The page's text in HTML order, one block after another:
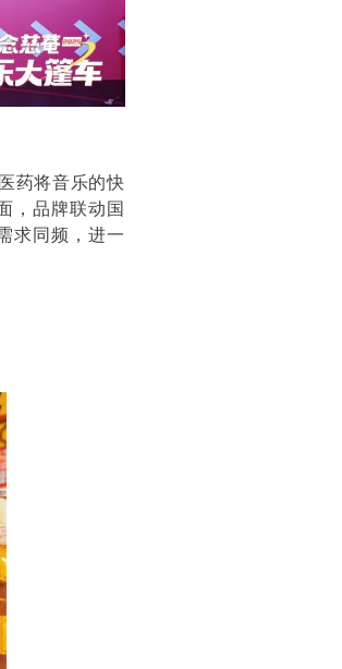
药将音乐的快
，品牌联动国
求同频，进一